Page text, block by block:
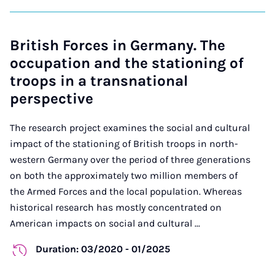
British Forces in Germany. The
occupation and the stationing of
troops in a transnational
perspective
The research project examines the social and cultural
impact of the stationing of British troops in north-
western Germany over the period of three generations
on both the approximately two million members of
the Armed Forces and the local population. Whereas
historical research has mostly concentrated on
American impacts on social and cultural ...
Duration: 03/2020 - 01/2025